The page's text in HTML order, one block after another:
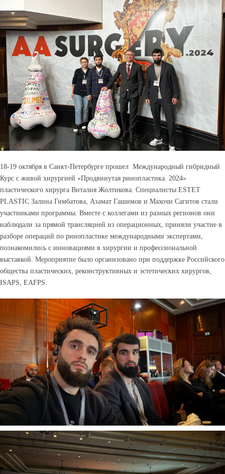
18-19 октября в Санкт-Петербурге прошел Международный гибридный
Курс с живой хирургией «Продвинутая ринопластика. 2024»
пластического хирурга Виталия Жолтикова. Специалисты ESTET
PLASTIC Залина Гимбатова, Азамат Гашимов и Махочи Сагитов стали
участниками программы. Вместе с коллегами из разных регионов они
наблюдали за прямой трансляцией из операционных, приняли участие в
разборе операций по ринопластике международными экспертами,
познакомились с инновациями в хирургии и профессиональной
выставкой. Мероприятие было организовано при поддержке Российского
общества пластических, реконструктивных и эстетических хирургов,
ISAPS, EAFPS.